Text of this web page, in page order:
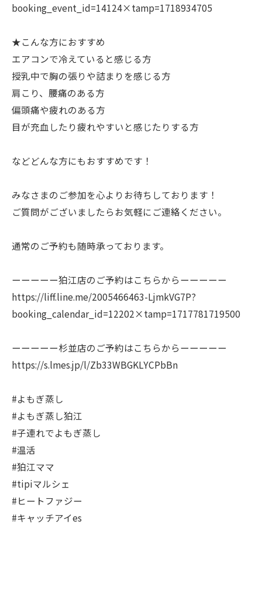
booking_event_id=14124×tamp=1718934705
★こんな方におすすめ
エアコンで冷えていると感じる方
授乳中で胸の張りや詰まりを感じる方
肩こり、腰痛のある方
偏頭痛や疲れのある方
目が充血したり疲れやすいと感じたりする方
などどんな方にもおすすめです！
みなさまのご参加を心よりお待ちしております！
ご質問がございましたらお気軽にご連絡ください。
通常のご予約も随時承っております。
ーーーーー狛江店のご予約はこちらからーーーーー
https://liff.line.me/2005466463-LjmkVG7P?
booking_calendar_id=12202×tamp=1717781719500
ーーーーー杉並店のご予約はこちらからーーーーー
https://s.lmes.jp/l/Zb33WBGKLYCPbBn
#よもぎ蒸し
#よもぎ蒸し狛江
#子連れでよもぎ蒸し
#温活
#狛江ママ
#tipiマルシェ
#ヒートファジー
#キャッチアイes